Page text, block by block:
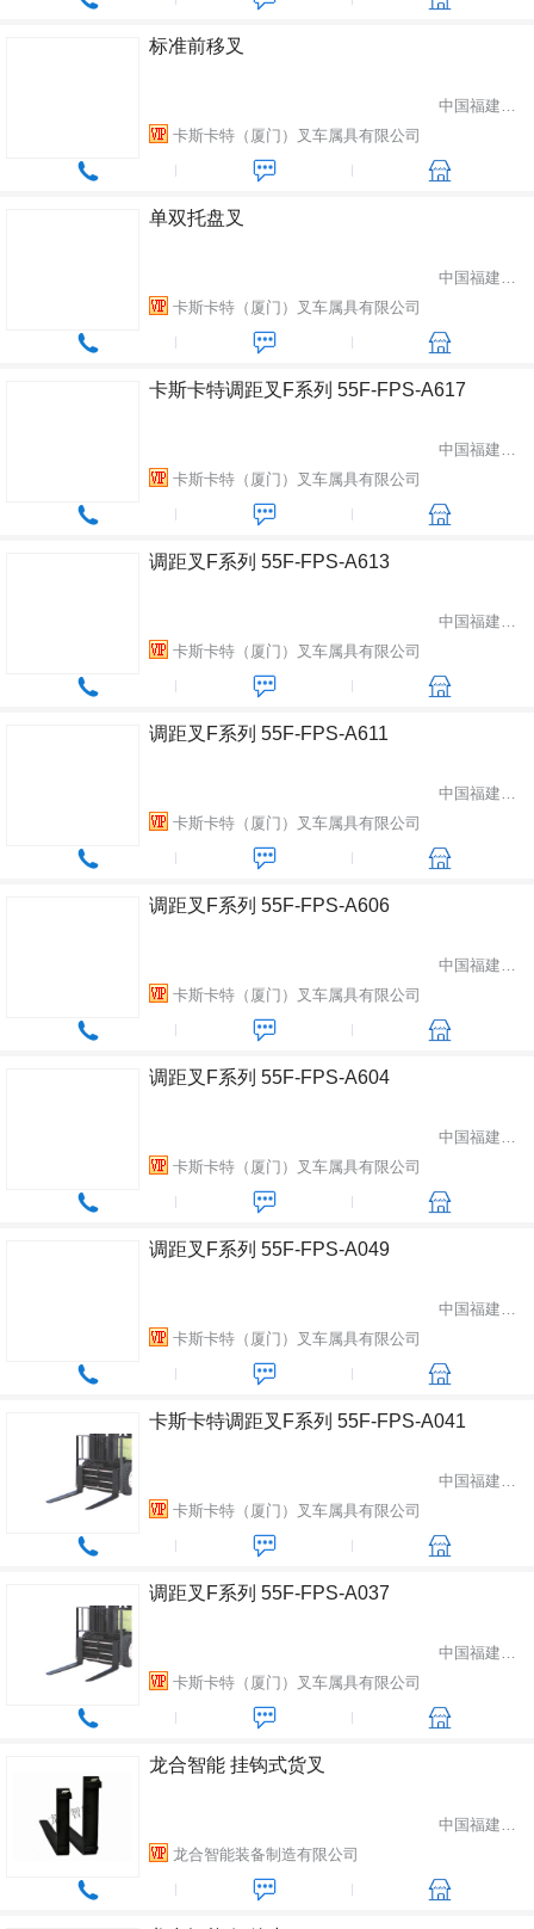
标准前移叉
中国福建省厦门市
卡斯卡特（厦门）叉车属具有限公司
单双托盘叉
中国福建省厦门市
卡斯卡特（厦门）叉车属具有限公司
卡斯卡特调距叉F系列 55F-FPS-A617
中国福建省厦门市
卡斯卡特（厦门）叉车属具有限公司
调距叉F系列 55F-FPS-A613
中国福建省厦门市
卡斯卡特（厦门）叉车属具有限公司
调距叉F系列 55F-FPS-A611
中国福建省厦门市
卡斯卡特（厦门）叉车属具有限公司
调距叉F系列 55F-FPS-A606
中国福建省厦门市
卡斯卡特（厦门）叉车属具有限公司
调距叉F系列 55F-FPS-A604
中国福建省厦门市
卡斯卡特（厦门）叉车属具有限公司
调距叉F系列 55F-FPS-A049
中国福建省厦门市
卡斯卡特（厦门）叉车属具有限公司
卡斯卡特调距叉F系列 55F-FPS-A041
中国福建省厦门市
卡斯卡特（厦门）叉车属具有限公司
调距叉F系列 55F-FPS-A037
中国福建省厦门市
卡斯卡特（厦门）叉车属具有限公司
龙合智能 挂钩式货叉
中国福建省龙岩市
龙合智能装备制造有限公司